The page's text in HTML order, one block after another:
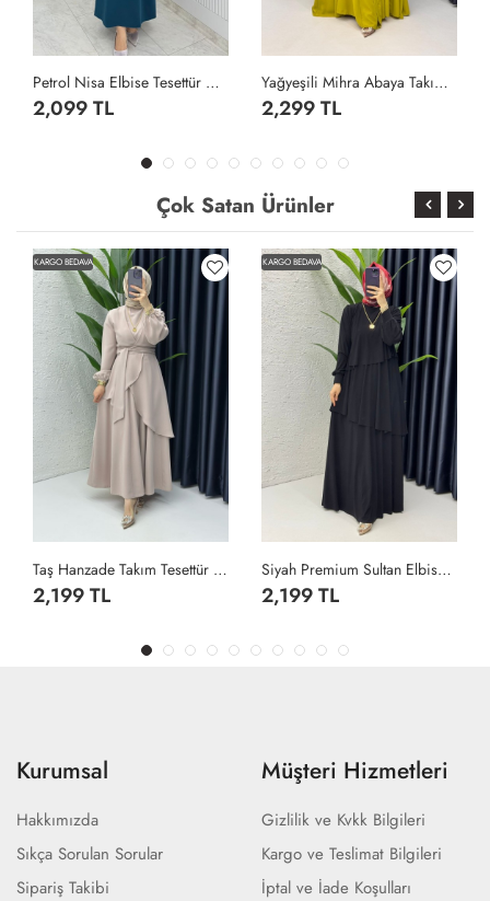
Petrol Nisa Elbise Tesettür Giyim Petrol Yeşili
2,099 TL
Yağyeşili Mihra Abaya Takım Tesettür Giyim Yağ Yeşili
2,299 TL
Çok Satan Ürünler
KARGO BEDAVA
Taş Hanzade Takım Tesettür Giyim Taş Rengi
2,199 TL
KARGO BEDAVA
Siyah Premium Sultan Elbise Tesettür Giyim Siyah
2,199 TL
Kurumsal
Hakkımızda
Sıkça Sorulan Sorular
Sipariş Takibi
Müşteri Hizmetleri
Gizlilik ve Kvkk Bilgileri
Kargo ve Teslimat Bilgileri
İptal ve İade Koşulları